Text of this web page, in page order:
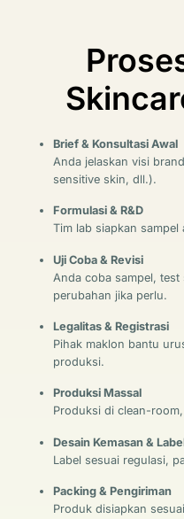
Brief & Konsultasi Awal
Anda jelaskan visi
sensitive skin, dll.).
Formulasi & R&D
Tim lab siapkan sampel
Uji Coba & Revisi
Anda coba sampel,
perubahan jika perlu.
Legalitas & Registrasi
Pihak maklon bantu
produksi.
Produksi Massal
Produksi di clean-
Desain Kemasan &
Label sesuai regulasi,
Packing & Pengiriman
Produk disiapkan